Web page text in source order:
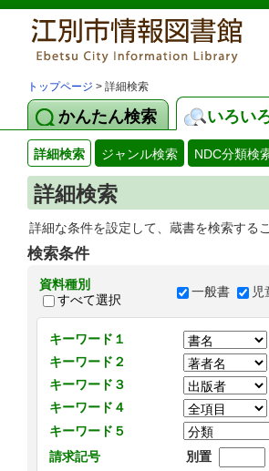
トップページ > 詳細検索
かんたん検索 いろい
詳細検索 ジャンル検索 NDC分類検
詳細検索
詳細な条件を設定して、蔵書を検索する
検索条件
資料種別
すべて選択
一般書 児
キーワード１
キーワード２
キーワード３
キーワード４
キーワード５
請求記号
別置